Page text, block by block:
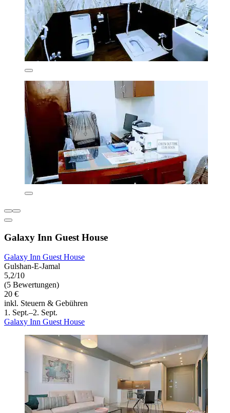
Galaxy Inn Guest House
Galaxy Inn Guest House
Gulshan-E-Jamal
5,2/10
(5 Bewertungen)
20 €
inkl. Steuern & Gebühren
1. Sept.–2. Sept.
Galaxy Inn Guest House